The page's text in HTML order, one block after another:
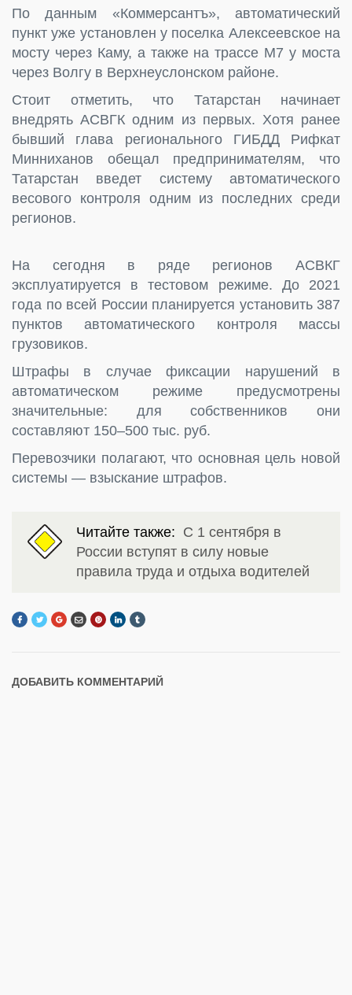
По данным «Коммерсантъ», автоматический
пункт уже установлен у поселка Алексеевское на
мосту через Каму, а также на трассе М7 у моста
через Волгу в Верхнеуслонском районе.
Стоит отметить, что Татарстан начинает
внедрять АСВГК одним из первых. Хотя ранее
бывший глава регионального ГИБДД Рифкат
Минниханов обещал предпринимателям, что
Татарстан введет систему автоматического
весового контроля одним из последних среди
регионов.
На сегодня в ряде регионов АСВКГ
эксплуатируется в тестовом режиме. До 2021
года по всей России планируется установить 387
пунктов автоматического контроля массы
грузовиков.
Штрафы в случае фиксации нарушений в
автоматическом режиме предусмотрены
значительные: для собственников они
составляют 150–500 тыс. руб.
Перевозчики полагают, что основная цель новой
системы — взыскание штрафов.
Читайте также: С 1 сентября в
России вступят в силу новые
правила труда и отдыха водителей
ДОБАВИТЬ КОММЕНТАРИЙ